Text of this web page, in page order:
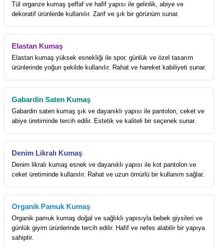
Tül organze kumaş şeffaf ve hafif yapısı ile gelinlik, abiye ve
dekoratif ürünlerde kullanılır. Zarif ve şık bir görünüm sunar.
Elastan Kumaş
Elastan kumaş yüksek esnekliği ile spor, günlük ve özel tasarım
ürünlerinde yoğun şekilde kullanılır. Rahat ve hareket kabiliyeti sunar.
Gabardin Saten Kumaş
Gabardin saten kumaş şık ve dayanıklı yapısı ile pantolon, ceket ve
abiye üretiminde tercih edilir. Estetik ve kaliteli bir seçenek sunar.
Denim Likralı Kumaş
Denim likralı kumaş esnek ve dayanıklı yapısı ile kot pantolon ve
ceket üretiminde kullanılır. Rahat ve uzun ömürlü bir kullanım sağlar.
Organik Pamuk Kumaş
Organik pamuk kumaş doğal ve sağlıklı yapısıyla bebek giysileri ve
günlük giyim ürünlerinde tercih edilir. Hafif ve nefes alabilir bir yapıya
sahiptir.